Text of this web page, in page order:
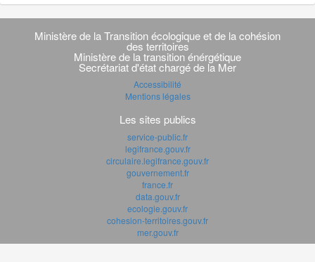
Navigation
transverse
Ministère de la Transition écologique et de la cohésion
des territoires
Ministère de la transition énérgétique
Secrétariat d'état chargé de la Mer
Accessibilité
Mentions légales
Les sites publics
service-public.fr
legifrance.gouv.fr
circulaire.legifrance.gouv.fr
gouvernement.fr
france.fr
data.gouv.fr
ecologie.gouv.fr
cohesion-territoires.gouv.fr
mer.gouv.fr